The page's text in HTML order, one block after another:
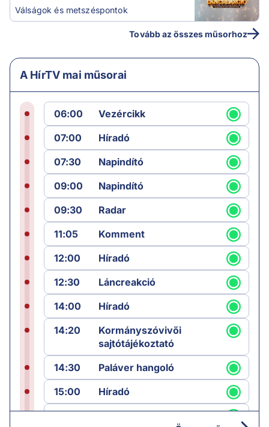
Válságok és metszéspontok
Tovább az összes műsorhoz
A HírTV mai műsorai
06:00
Vezércikk
07:00
Híradó
07:30
Napindító
09:00
Napindító
09:30
Radar
11:05
Komment
12:00
Híradó
12:30
Láncreakció
14:00
Híradó
14:20
Kormányszóvivői
sajtótájékoztató
14:30
Paláver hangoló
15:00
Híradó